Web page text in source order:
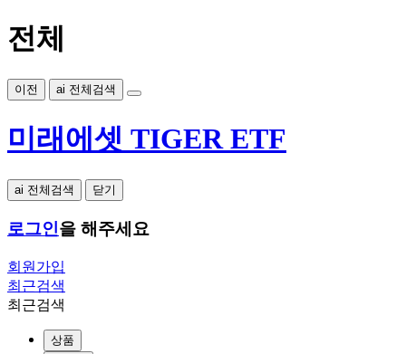
전체
이전 ai 전체검색
미래에셋 TIGER ETF
ai 전체검색 닫기
로그인을 해주세요
회원가입
최근검색
최근검색
상품